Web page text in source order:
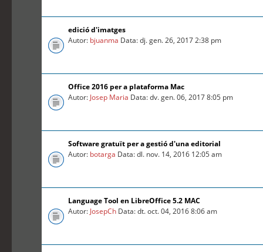
edició d'imatges
Autor: bjuanma Data: dj. gen. 26, 2017 2:38 pm
Office 2016 per a plataforma Mac
Autor: Josep Maria Data: dv. gen. 06, 2017 8:05 pm
Software gratuït per a gestió d'una editorial
Autor: botarga Data: dl. nov. 14, 2016 12:05 am
Language Tool en LibreOffice 5.2 MAC
Autor: JosepCh Data: dt. oct. 04, 2016 8:06 am